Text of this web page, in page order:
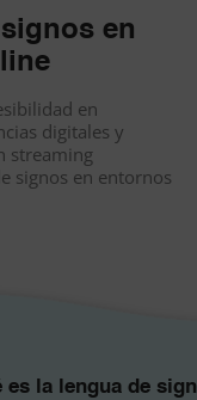
en
en
digitales y
streaming
signos en entornos
es la lengua de